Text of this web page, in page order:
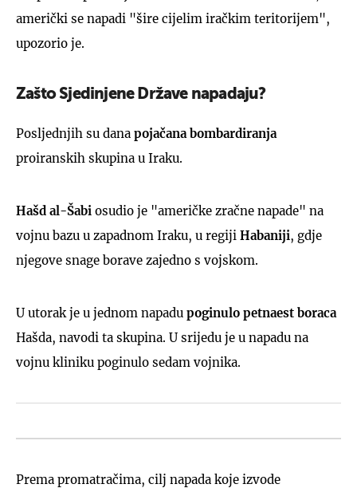
američki se napadi "šire cijelim iračkim teritorijem",
upozorio je.
Zašto Sjedinjene Države napadaju?
Posljednjih su dana pojačana bombardiranja
proiranskih skupina u Iraku.
Hašd al-Šabi osudio je "američke zračne napade" na
vojnu bazu u zapadnom Iraku, u regiji Habaniji, gdje
njegove snage borave zajedno s vojskom.
U utorak je u jednom napadu poginulo petnaest boraca
Hašda, navodi ta skupina. U srijedu je u napadu na
vojnu kliniku poginulo sedam vojnika.
Prema promatračima, cilj napada koje izvode